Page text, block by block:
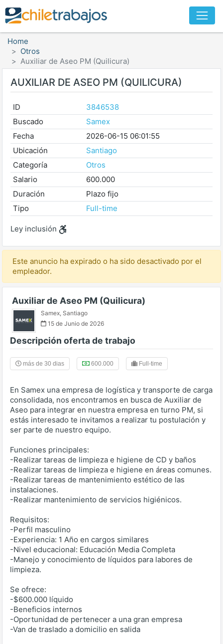
Home
Otros
Auxiliar de Aseo PM (Quilicura)
AUXILIAR DE ASEO PM (QUILICURA)
ID
3846538
Buscado
Samex
Fecha
2026-06-15 06:01:55
Ubicación
Santiago
Categoría
Otros
Salario
600.000
Duración
Plazo fijo
Tipo
Full-time
Ley inclusión
Este anuncio ha expirado o ha sido desactivado por el
empleador.
Auxiliar de Aseo PM (Quilicura)
Samex, Santiago
15 de Junio de 2026
Descripción oferta de trabajo
más de 30 dias 600.000 Full-time
En Samex una empresa de logística y transporte de carga
consolidada, nos encontramos en busca de Auxiliar de
Aseo para integrar en nuestra empresa en turno PM, si
estás interesado te invitamos a realizar tu postulación y
ser parte de nuestro equipo.
Funciones principales:
-Realizar tareas de limpieza e higiene de CD y baños
-Realizar tareas de limpieza e higiene en áreas comunes.
-Realizar tareas de mantenimiento estético de las
instalaciones.
-Realizar mantenimiento de servicios higiénicos.
Requisitos:
-Perfil masculino
-Experiencia: 1 Año en cargos similares
-Nivel educacional: Educación Media Completa
-Manejo y conocimiento de líquidos para labores de
limpieza.
Se ofrece:
-$600.000 líquido
-Beneficios internos
-Oportunidad de pertenecer a una gran empresa
-Van de traslado a domicilio en salida